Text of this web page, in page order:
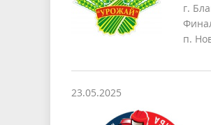
г.
п.
23.05.2025